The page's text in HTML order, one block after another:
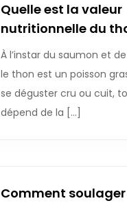
Quelle est la valeur
nutritionnelle du
À l’instar du saumon et
le thon est un poisson
se déguster cru ou cuit,
dépend de la […]
Comment soulager